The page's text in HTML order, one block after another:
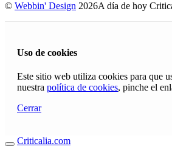
© Webbin' Design 2026A día de hoy
Uso de cookies
Este sitio web utiliza cookies para que
nuestra política de cookies, pinche el
Cerrar
Criticalia.com